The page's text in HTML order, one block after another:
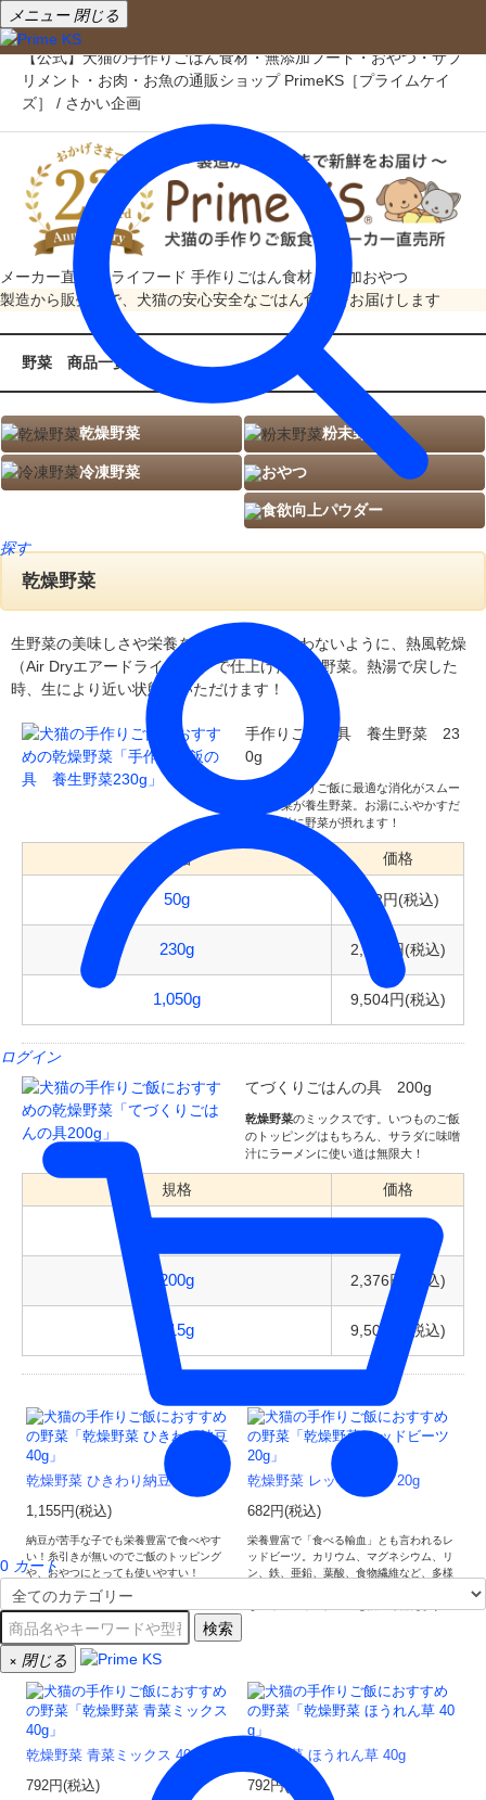
メニュー 閉じる
探す
ログイン
0 カート
検索
× 閉じる
【公式】犬猫の手作りごはん食材・無添加フード・おやつ・サプ
リメント・お肉・お魚の通販ショップ PrimeKS［プライムケイ
ズ］ / さかい企画
メーカー直売 ドライフード 手作りごはん食材
無添加おやつ
製造から販売まで、犬猫の安心安全なごはん食材をお届けします
野菜 商品一覧
乾燥野菜 粉末野菜
冷凍野菜 おやつ
食欲向上パウダー
乾燥野菜
生野菜の美味しさや栄養を出来る限り損なわないように、熱風乾燥
（Air Dryエアードライ：AD）で仕上げた乾燥野菜。熱湯で戻した
時、生により近い状態でいただけます！
手作りご飯の具 養生野菜 23
0g
犬猫の手作りご飯に最適な消化がスムー
ズな野菜が養生野菜。お湯にふやかすだ
けで簡単に野菜が摂れます！
規格 価格
50g 792円(税込)
230g 2,376円(税込)
1,050g 9,504円(税込)
てづくりごはんの具 200g
乾燥野菜のミックスです。いつものご飯
のトッピングはもちろん、サラダに味噌
汁にラーメンに使い道は無限大！
規格 価格
792円(税込)
200g 2,376円(税込)
915g 9,504円(税込)
乾燥野菜 ひきわり納豆 40g
1,155円(税込)
納豆が苦手な子でも栄養豊富で食べやす
い！糸引きが無いのでご飯のトッピング
や、おやつにとっても使いやすい！
乾燥野菜 レッドビーツ 20g
682円(税込)
栄養豊富で「食べる輸血」とも言われるレ
ッドビーツ。カリウム、マグネシウム、リ
ン、鉄、亜鉛、葉酸、食物繊維など、多様
乾燥野菜 青菜ミックス 40g
792円(税込)
乾燥野菜 ほうれん草 40g
792円(税込)